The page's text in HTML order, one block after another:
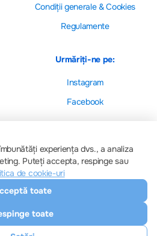
Сondiții generale & Cookies
Regulamente
Urmăriți-ne pe:
Instagram
Facebook
aplicația noastră
cookie-uri
de cookie-uri
experiența dvs., a analiza
Puteți accepta, respinge sau
de cookie-uri
toate
toate